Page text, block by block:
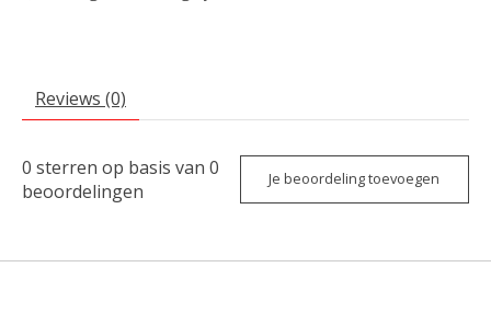
Reviews (0)
0 sterren op basis van 0
beoordelingen
Je beoordeling toevoegen